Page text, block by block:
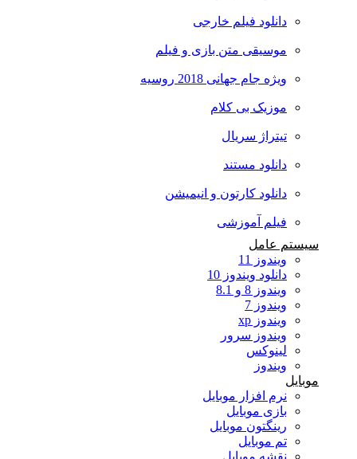
دانلود فیلم خارجی
موسیقی متن بازی و فیلم
ویژه جام جهانی 2018 روسیه
موزیک بی کلام
تیتراژ سریال
دانلود مستند
دانلود کارتون و انیمیشن
فیلم آموزشی
سیستم عامل
ویندوز 11
دانلود ویندوز 10
ویندوز 8 و 8.1
ویندوز 7
ویندوز xp
ویندوز سرور
لینوکس
ویندوز
موبایل
نرم افزار موبایل
بازی موبایل
رینگتون موبایل
تم موبایل
نقشه موبایل